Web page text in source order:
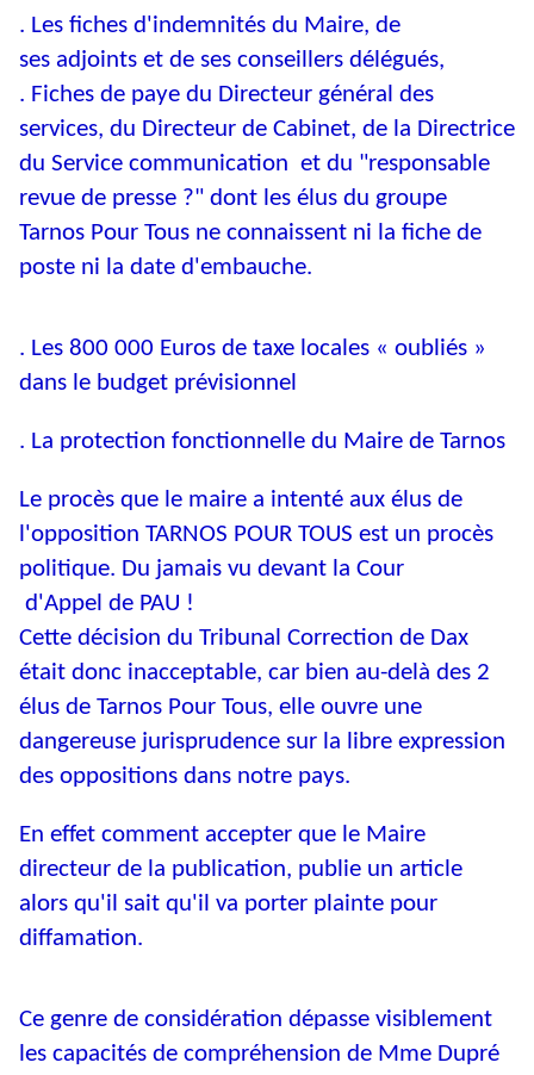
. Les fiches d'indemnités du Maire, de
ses adjoints et de ses conseillers délégués,
. Fiches de paye du Directeur général des
services, du Directeur de Cabinet, de la Directrice
du Service communication et du "responsable
revue de presse ?" dont les élus du groupe
Tarnos Pour Tous ne connaissent ni la fiche de
poste ni la date d'embauche.
. Les 800 000 Euros de taxe locales « oubliés »
dans le budget prévisionnel
. La protection fonctionnelle du Maire de Tarnos
Le procès que le maire a intenté aux élus de
l'opposition TARNOS POUR TOUS est un procès
politique. Du jamais vu devant la Cour
d'Appel de PAU !
Cette décision du Tribunal Correction de Dax
était donc inacceptable, car bien au-delà des 2
élus de Tarnos Pour Tous, elle ouvre une
dangereuse jurisprudence sur la libre expression
des oppositions dans notre pays.
En effet comment accepter que le Maire
directeur de la publication, publie un article
alors qu'il sait qu'il va porter plainte pour
diffamation.
Ce genre de considération dépasse visiblement
les capacités de compréhension de Mme Dupré